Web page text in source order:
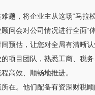
题，将企业主从这场“马拉
问会对公司情况进行全面
预估，让您对全局有清晰认
项目团队，熟悉工商、税
高效、顺畅地推进。
在。他们配备有资深财税